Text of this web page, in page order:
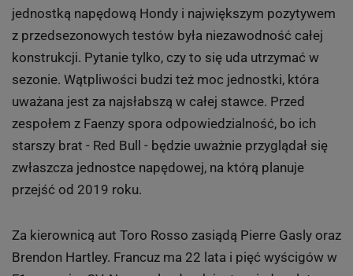
jednostką napędową Hondy i największym pozytywem
z przedsezonowych testów była niezawodność całej
konstrukcji. Pytanie tylko, czy to się uda utrzymać w
sezonie. Wątpliwości budzi też moc jednostki, która
uważana jest za najsłabszą w całej stawce. Przed
zespołem z Faenzy spora odpowiedzialność, bo ich
starszy brat - Red Bull - będzie uważnie przyglądał się
zwłaszcza jednostce napędowej, na którą planuje
przejść od 2019 roku.
Za kierownicą aut Toro Rosso zasiądą Pierre Gasly oraz
Brendon Hartley. Francuz ma 22 lata i pięć wyścigów w